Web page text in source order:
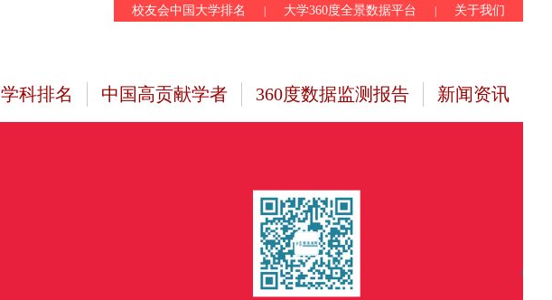
校友会中国大学排名 大学360度全景数据平台 关于我们
学科排名 中国高贡献学者 360度数据监测报告 新闻资讯